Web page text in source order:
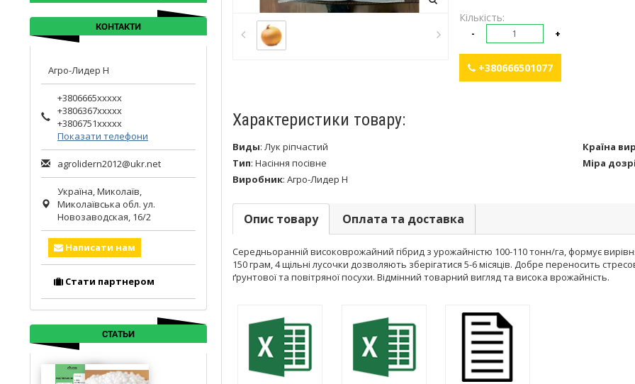
Кількість:
- +
+380666501077
Характеристики товару:
Виды: Лук ріпчастий Країна
Тип: Насіння посівне Міра
Виробник: Агро-Лидер Н
Опис товару Оплата та доставка
Середньоранній високоврожайний гібрид з урожайністю 100-110 тонн/га, формує
150 грам, 4 щільні лусочки дозволяють зберігатися 5-6 місяців. Добре переносить
ґрунтової та повітряної посухи. Відмінний товарний вигляд та висока врожайність.
КОНТАКТИ
Агро-Лидер Н
+3806665xxxxx
+3806367xxxxx
+3806751xxxxx
Показати телефони
agrolidern2012@ukr.net
Україна,Миколаїв,
Миколаївська обл. ул.
Новозаводская, 16/2
Написати нам
Стати партнером
СТАТЬИ